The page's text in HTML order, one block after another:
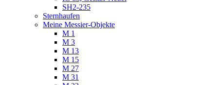
SH2-235
Sternhaufen
Meine Messier-Objekte
M 1
M 3
M 13
M 15
M 27
M 31